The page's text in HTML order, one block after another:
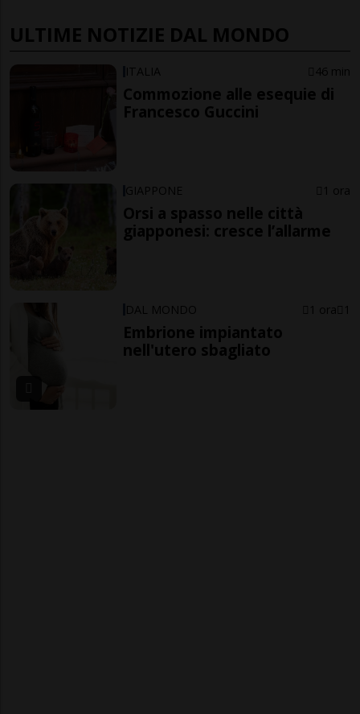
ULTIME NOTIZIE DAL MONDO
ITALIA 46 min
Commozione alle esequie di
Francesco Guccini
GIAPPONE 1 ora
Orsi a spasso nelle città
giapponesi: cresce l’allarme
DAL MONDO 1 ora 1
Embrione impiantato
nell'utero sbagliato